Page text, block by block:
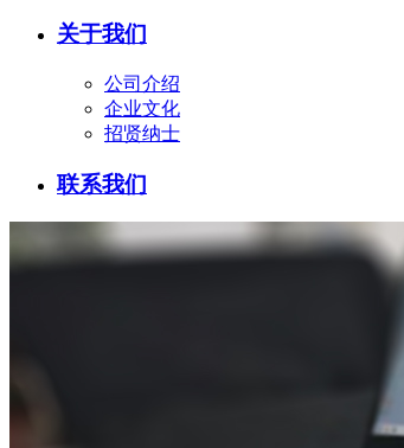
关于我们
公司介绍
企业文化
招贤纳士
联系我们